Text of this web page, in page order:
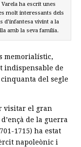
Varela ha escrit unes
molt interessants dels
d’infantesa vivint a la
amb la seva família.
memorialístic,
indispensable de
del segle
visitar el gran
de la guerra
1715) ha estat
napoleònic i